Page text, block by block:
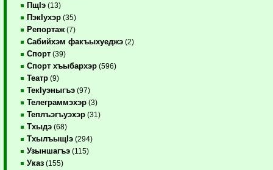
ПщIэ (13)
ПэкIухэр (35)
Репортаж (7)
Сабийхэм факъыхуеджэ (2)
Спорт (39)
Спорт хъыбархэр (596)
Театр (9)
ТекIуэныгъэ (97)
Телеграммэхэр (3)
Теплъэгъуэхэр (31)
Тхыдэ (68)
ТхылъыщIэ (294)
Узыншагъэ (115)
Указ (155)